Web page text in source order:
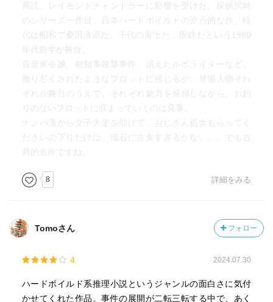
がある。
が、その文章はチャンドラーの諸作に見られるような大仰
な比喩が頻出するわけでもなく、きざったらしい台詞が出
しかし、この本にはノートに書き写しておきたい美文に溢
真似したい減らず口がある。
再読。レイモンドチャンドラーに影響を受けた、探偵沢崎
のシリーズ一作目。日本ハードボイルドの原点的な作。時
代は昭和で桑田清原だ、千代の富士だ、国鉄だという1980
年代前半が舞台。
資産家令嬢、都知事銃撃事件、消えたルポライターなど、
擦り尽くされたようなプロットに感じるが、登場人物それ
ぞれが舞台のうえで、それぞれ魅力を発揮しながら、お釣
りのないプロットに収まっていくのは見事。
ナンパ漢から女子大生を助けて、おじさん処女もらってく
ださいの下りだけは、流石に古臭すぎるかな、、、でも古
典的名作ですね。
8 詳細をみる
Tomoさん フォロー
4 2024.07.30
ハードボイルド系推理小説というジャンルの面白さに気付
かせてくれた作品。事件の展開が二転三転する中で、あく